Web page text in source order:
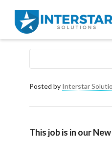
Posted by Interstar
This job is in our